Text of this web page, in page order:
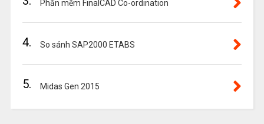
Phần mềm FinalCAD Co-ordination
4. So sánh SAP2000 ETABS
5. Midas Gen 2015